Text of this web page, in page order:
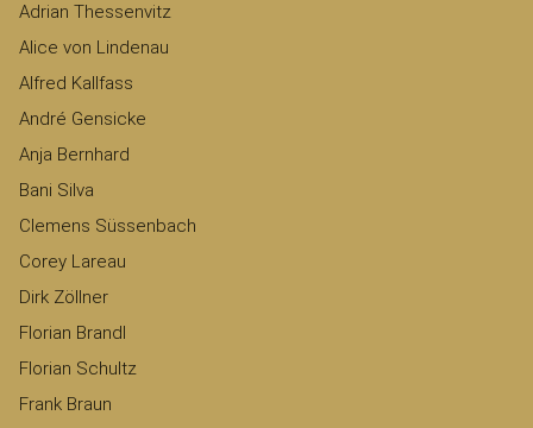
Adrian Thessenvitz
Alice von Lindenau
Alfred Kallfass
André Gensicke
Anja Bernhard
Bani Silva
Clemens Süssenbach
Corey Lareau
Dirk Zöllner
Florian Brandl
Florian Schultz
Frank Braun